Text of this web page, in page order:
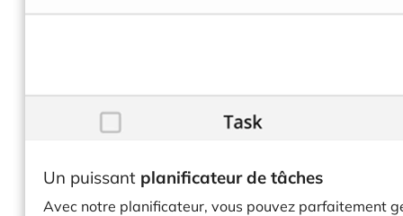
Un puissant planificateur de tâches
Avec notre planificateur, vous pouvez parfaitement